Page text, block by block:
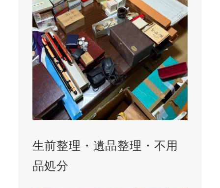
生前整理・遺品整理・不用
品処分